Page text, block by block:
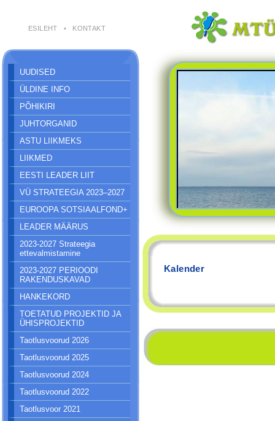
ESILEHT • KONTAKT
UUDISED
ÜLDINE INFO
PÕHIKIRI
JUHTORGANID
ASTU LIIKMEKS
LIIKMED
EESTI LEADER LIIT
VÜ STRATEEGIA 2023–2027
EUROOPA SOTSIAALFOND+
LEADER MÄÄRUS
2023-2027 Strateegia
ettevalmistamine
2023-2027 PERIOODI
RAKENDUSKAVAD
HANKEKORD
TOETATUD PROJEKTID JA
ÜHISPROJEKTID
Taotlusvoorud 2026
Taotlusvoorud 2025
Taotlusvoorud 2024
Taotlusvoorud 2022
Taotlusvoor 2021
Kalender